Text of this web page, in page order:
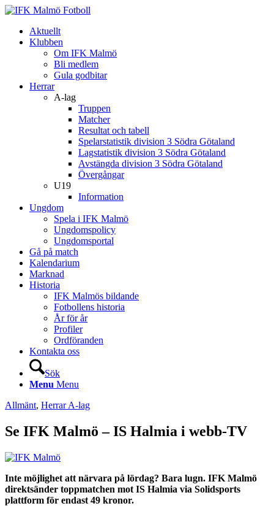
Aktuellt
Klubben
Om IFK Malmö
Bli medlem
Gula godbitar
Herrar
A-lag
Truppen
Matcher
Resultat och tabell
Spelarstatistik division 3 Södra Götaland
Lagstatistik division 3 Södra Götaland
Avstängda division 3 Södra Götaland
Övergångar
U19
Information
Ungdom
Spela i IFK Malmö
Ungdomspolicy
Ungdomsportal
Gå på match
Kalendarium
Marknad
Historia
IFK Malmös bildande
Fotbollens historia
År för år
Profiler
Ordföranden
Kontakta oss
Sök
Menu Menu
Allmänt, Herrar A-lag
Se IFK Malmö – IS Halmia i webb-TV
Inte möjlighet att närvara på lördag? Bara lugn. IFK Malmö
direktsänder toppmatchen mot IS Halmia via Solidsports
plattform för endast 49 kronor.